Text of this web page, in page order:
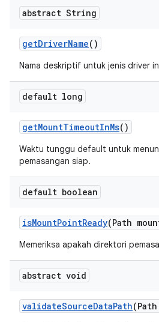
abstract String
getDriverName()
Nama deskriptif untuk jenis driver
default long
getMountTimeoutInMs()
Waktu tunggu default untuk
pemasangan siap.
default boolean
isMountPointReady(Path
Memeriksa apakah direktori
abstract void
validateSourceDataPath